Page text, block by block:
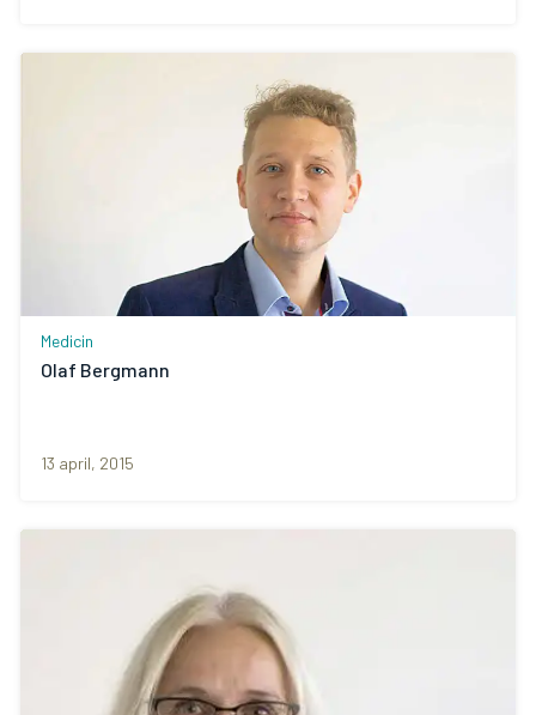
Medicin
Olaf Bergmann
13 april, 2015